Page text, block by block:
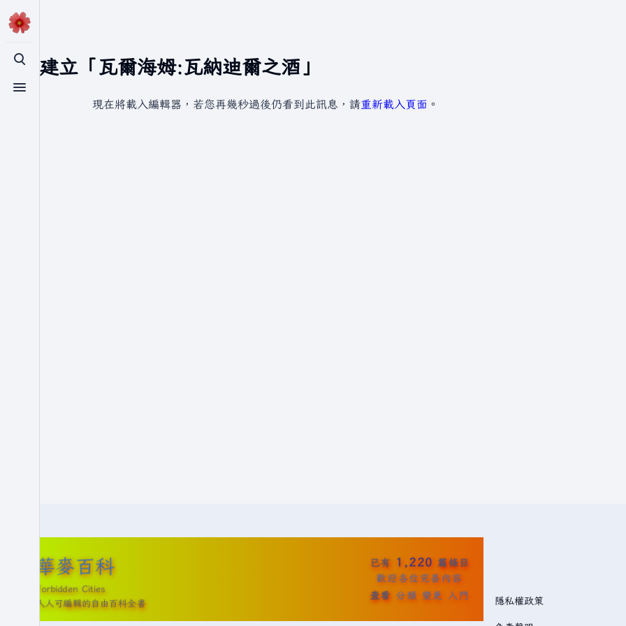
切換搜尋
切換選單
正在建立「瓦爾海姆:瓦納迪爾之酒」
現在將載入編輯器，若您再幾秒過後仍看到此訊息，請重新載入頁面 。
華麥百科
Forbidden Cities
人人可編輯的自由百科全書
已有 1,220 篇條目
歡迎各位完善內容
查看 分類 變更 入門 隱私權政策